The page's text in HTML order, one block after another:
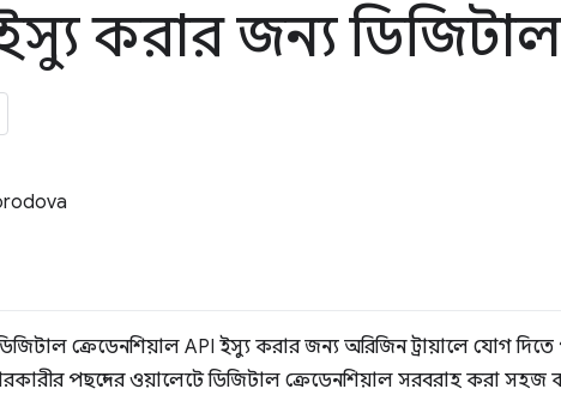
করার জন্য
ক্রেডেনশিয়াল API ইস্যু করার জন্য অরিজিন ট্রায়ালে যোগ
পছন্দের ওয়ালেটে ডিজিটাল ক্রেডেনশিয়াল সরবরাহ করা সহজ